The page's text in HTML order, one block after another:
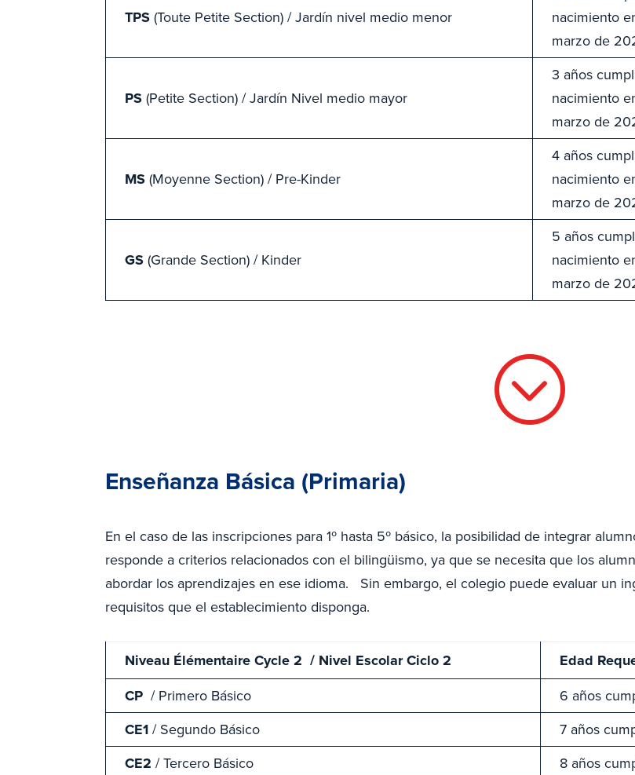
TPS(Toute Petite Section) / Jardín nivel medio menor
nacimiento
marzo de
PS(Petite Section) / Jardín Nivel medio mayor
3 años
nacimiento
marzo de
MS(Moyenne Section) / Pre-Kinder
4 años
nacimiento
marzo de
GS(Grande Section) / Kinder
5 años
nacimiento
marzo de
;
Enseñanza Básica (Primaria)
En el caso de las inscripciones para 1º hasta 5º básico, la posibilidad de integrar
responde a criterios relacionados con el bilingüismo, ya que se necesita que los
abordar los aprendizajes en ese idioma. Sin embargo, el colegio puede evaluar un
requisitos que el establecimiento disponga.
Niveau Élémentaire Cycle 2 / Nivel Escolar Ciclo 2
Edad
CP / Primero Básico
6 años
CE1/ Segundo Básico
7 años
CE2/ Tercero Básico
8 años